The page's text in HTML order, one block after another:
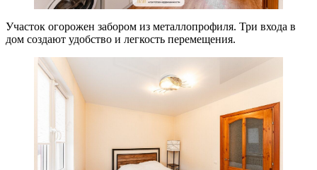
Участок огорожен забором из металлопрофиля. Три входа в
дом создают удобство и легкость перемещения.